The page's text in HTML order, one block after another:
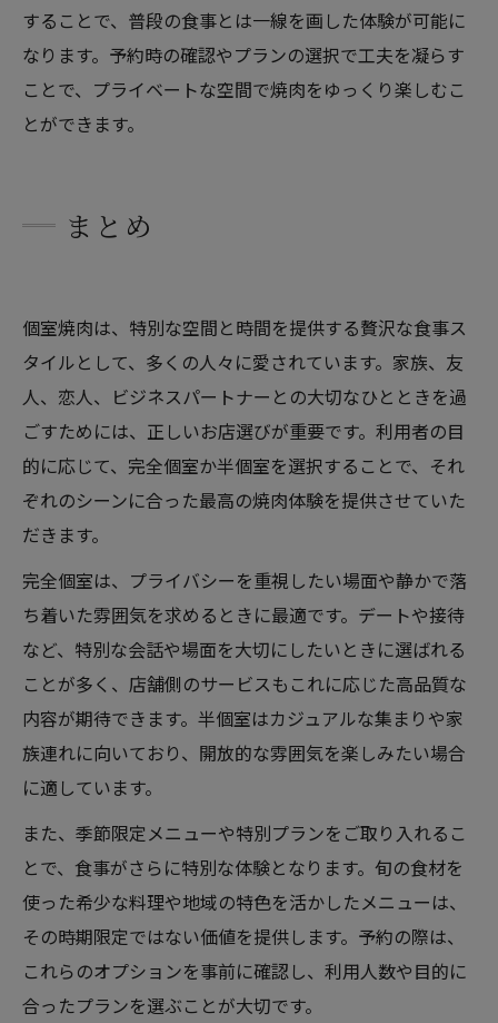
することで、普段の食事とは一線を画した体験が可能に
なります。予約時の確認やプランの選択で工夫を凝らす
ことで、プライベートな空間で焼肉をゆっくり楽しむこ
とができます。
まとめ
個室焼肉は、特別な空間と時間を提供する贅沢な食事ス
タイルとして、多くの人々に愛されています。家族、友
人、恋人、ビジネスパートナーとの大切なひとときを過
ごすためには、正しいお店選びが重要です。利用者の目
的に応じて、完全個室か半個室を選択することで、それ
ぞれのシーンに合った最高の焼肉体験を提供させていた
だきます。
完全個室は、プライバシーを重視したい場面や静かで落
ち着いた雰囲気を求めるときに最適です。デートや接待
など、特別な会話や場面を大切にしたいときに選ばれる
ことが多く、店舗側のサービスもこれに応じた高品質な
内容が期待できます。半個室はカジュアルな集まりや家
族連れに向いており、開放的な雰囲気を楽しみたい場合
に適しています。
また、季節限定メニューや特別プランをご取り入れるこ
とで、食事がさらに特別な体験となります。旬の食材を
使った希少な料理や地域の特色を活かしたメニューは、
その時期限定ではない価値を提供します。予約の際は、
これらのオプションを事前に確認し、利用人数や目的に
合ったプランを選ぶことが大切です。